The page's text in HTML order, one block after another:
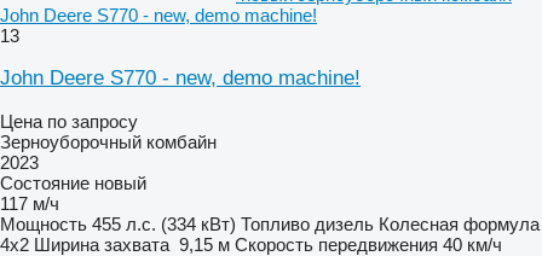
John Deere S770 - new, demo machine!
13
John Deere S770 - new, demo machine!
Цена по запросу
Зерноуборочный комбайн
2023
Состояние новый
117 м/ч
Мощность 455 л.с. (334 кВт) Топливо дизель Колесная формула
4x2 Ширина захвата 9,15 м Скорость передвижения 40 км/ч